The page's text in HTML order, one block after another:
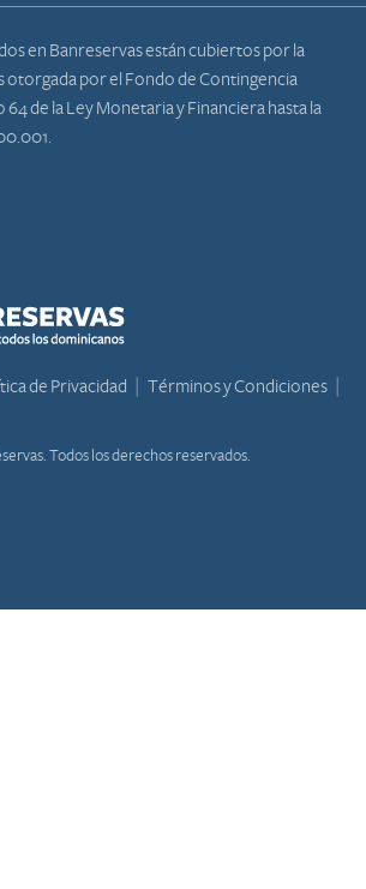
en Banreservas están cubiertos por la
otorgada por el Fondo de Contingencia
de la Ley Monetaria y Financiera hasta la
de Privacidad
Términos y Condiciones
Todos los derechos reservados.